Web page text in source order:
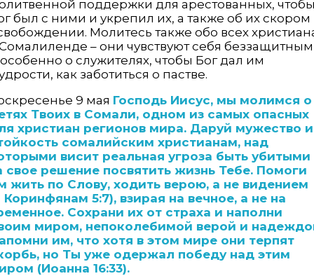
поддержки для арестованных,
был с ними и укрепил их, а также об их скором
Молитесь также обо всех
– они чувствуют себя
о служителях, чтобы Бог дал им
как заботиться о пастве.
9 мая Господь Иисус, мы молимся о
Твоих в Сомали, одном из самых опасных
христиан регионов мира. Даруй мужество и
сомалийским христианам, над
висит реальная угроза быть убитыми
свое решение посвятить жизнь Тебе. Помоги
жить по Слову, ходить верою, а не видением
Коринфянам 5:7), взирая на вечное, а не на
Сохрани их от страха и наполни
миром, непоколебимой верой и
им, что хотя в этом мире они терпят
но Ты уже одержал победу над этим
(Иоанна 16:33).